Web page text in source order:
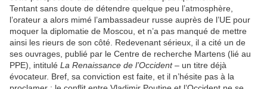
Tentant sans doute de détendre quelque peu l’atmosphère,
l’orateur a alors mimé l’ambassadeur russe auprès de l’UE pour
moquer la diplomatie de Moscou, et n’a pas manqué de mettre
ainsi les rieurs de son côté. Redevenant sérieux, il a cité un de
ses ouvrages, publié par le Centre de recherche Martens (lié au
PPE), intitulé La Renaissance de l’Occident– un titre déjà
évocateur. Bref, sa conviction est faite, et il n’hésite pas à la